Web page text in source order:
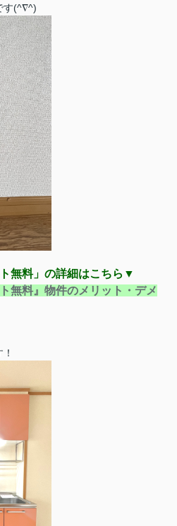
す(^∇^)
無料」の詳細はこちら▼
無料』物件のメリット・デメ